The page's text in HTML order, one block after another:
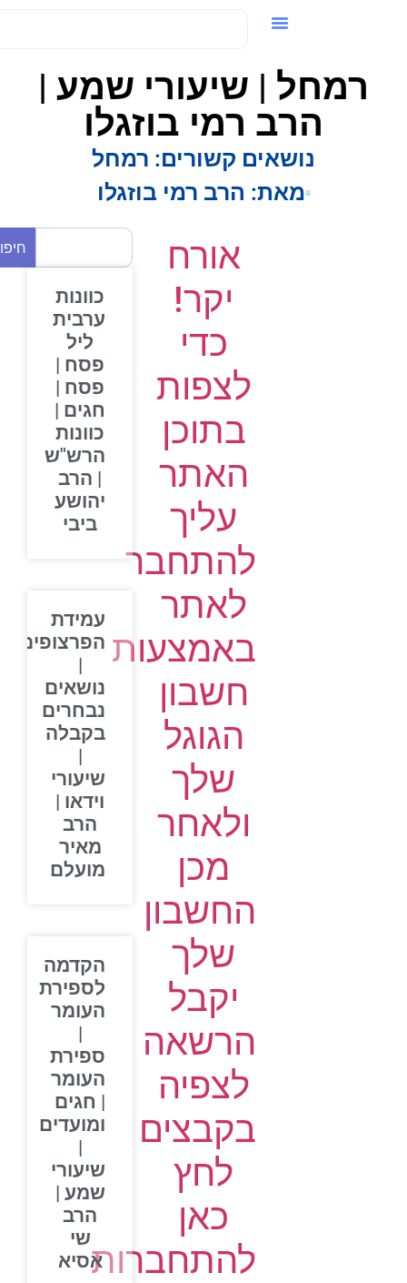
רמחל | שיעורי שמע |
הרב רמי בוזגלו
נושאים קשורים: רמחל
מאת:הרב רמי בוזגלו
אורח
יקר!
כדי
לצפות
בתוכן
האתר
עליך
להתחבר
לאתר
באמצעות
חשבון
הגוגל
שלך
ולאחר
מכן
החשבון
שלך
יקבל
הרשאה
לצפיה
בקבצים
לחץ
כאן
להתחברות
חיפוש
כוונות
ערבית
ליל
פסח |
פסח |
חגים |
כוונות
הרש"ש
| הרב
יהושע
ביבי
עמידת
הפרצופים
נושאים
נבחרים
בקבלה
שיעורי
וידאו |
הרב
מאיר
מועלם
הקדמה
לספירת
העומר
ספירת
העומר
| חגים
ומועדים
שיעורי
שמע |
הרב
שי
אסיא